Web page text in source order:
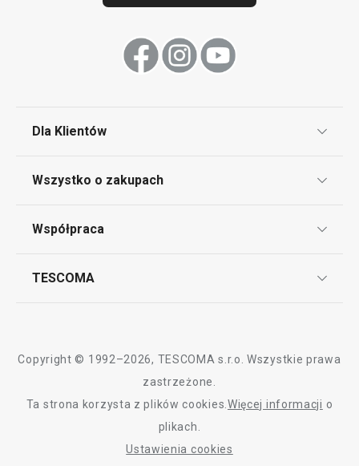
Dla Klientów
Bony podarunkowe
Wszystko o zakupach
Dostawa i sposoby płatności
Współpraca
TESCOMA
Graficzne oznaczenie produktów
Polityka prywatności
Copyright © 1992–2026, TESCOMA s.r.o. Wszystkie prawa
zastrzeżone.
Ta strona korzysta z plików cookies. Więcej informacji o
plikach.
Ustawienia cookies